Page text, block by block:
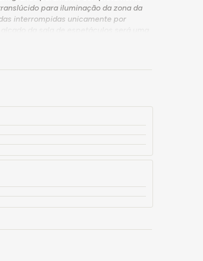
para iluminação da zona da
interrompidas unicamente por
da laje da platéia e fará por